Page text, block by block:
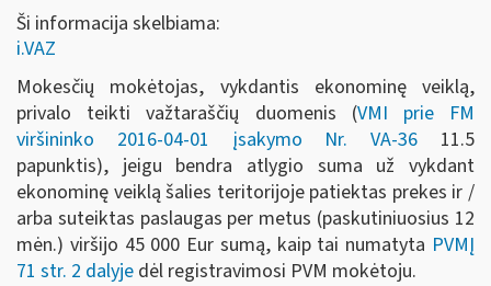
Ši informacija skelbiama:
i.VAZ
Mokesčių mokėtojas, vykdantis ekonominę veiklą,
privalo teikti važtaraščių duomenis (VMI prie FM
viršininko 2016-04-01 įsakymo Nr. VA-36 11.5
papunktis), jeigu bendra atlygio suma už vykdant
ekonominę veiklą šalies teritorijoje patiektas prekes ir /
arba suteiktas paslaugas per metus (paskutiniuosius 12
mėn.) viršijo 45 000 Eur sumą, kaip tai numatyta PVMĮ
71 str. 2 dalyje dėl registravimosi PVM mokėtoju.